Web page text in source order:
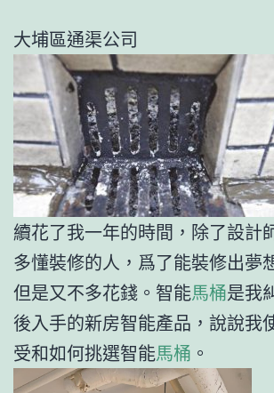
大埔區通渠公司
續花了我一年的時間，除了設計
多懂裝修的人，爲了能裝修出夢
但是又不多花錢。智能馬桶是我
後入手的新房智能產品，說說我
受和如何挑選智能馬桶 。